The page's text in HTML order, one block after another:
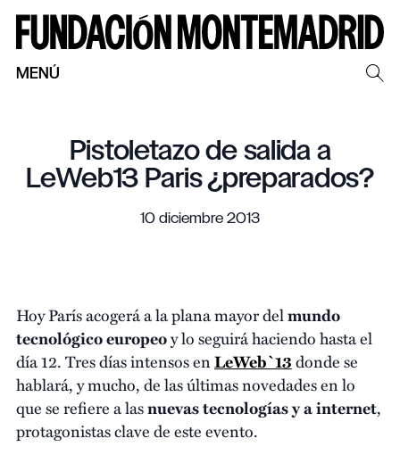
MENÚ
Pistoletazo de salida a
LeWeb13 Paris ¿preparados?
10 diciembre 2013
Hoy París acogerá a la plana mayor delmundo
tecnológico europeoy lo seguirá haciendo hasta el
día 12. Tres días intensos enLeWeb`13donde se
hablará, y mucho, de las últimas novedades en lo
que se refiere a lasnuevas tecnologías y a internet,
protagonistas clave de este evento.